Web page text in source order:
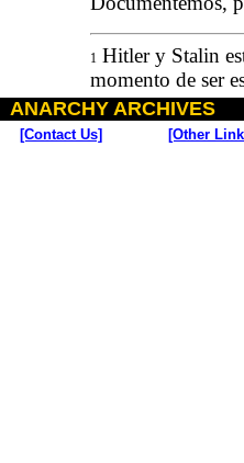
1 Hitler y Stalin
momento de ser
ANARCHY ARCHIVES
[Contact Us] [Other